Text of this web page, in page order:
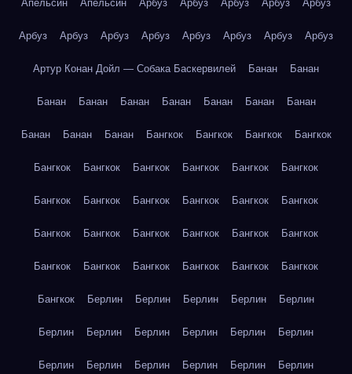
Апельсин Апельсин Арбуз Арбуз Арбуз Арбуз Арбуз
Арбуз Арбуз Арбуз Арбуз Арбуз Арбуз Арбуз Арбуз
Артур Конан Дойл — Собака Баскервилей Банан Банан
Банан Банан Банан Банан Банан Банан Банан
Банан Банан Банан Бангкок Бангкок Бангкок Бангкок
Бангкок Бангкок Бангкок Бангкок Бангкок Бангкок
Бангкок Бангкок Бангкок Бангкок Бангкок Бангкок
Бангкок Бангкок Бангкок Бангкок Бангкок Бангкок
Бангкок Бангкок Бангкок Бангкок Бангкок Бангкок
Бангкок Берлин Берлин Берлин Берлин Берлин
Берлин Берлин Берлин Берлин Берлин Берлин
Берлин Берлин Берлин Берлин Берлин Берлин